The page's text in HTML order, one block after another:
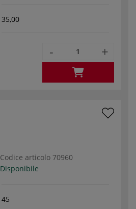
35,00
- +
Codice articolo 70960
Disponibile
45